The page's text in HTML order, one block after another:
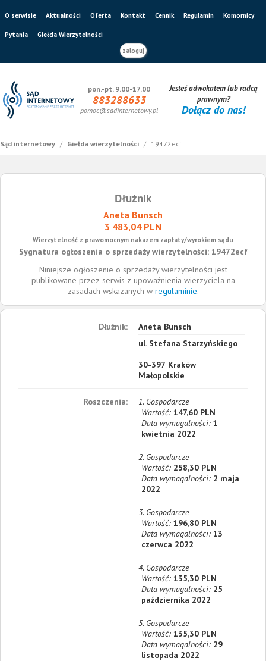
O serwisie Aktualności Oferta Kontakt Cennik Regulamin Komornicy
Pytania
Giełda Wierzytelności
zaloguj
pon.-pt. 9.00-17.00
883288633
pomoc@sadinternetowy.pl
Jesteś adwokatem lub radcą
prawnym?
Dołącz do nas!
Sąd internetowy / Giełda wierzytelności / 19472ecf
Dłużnik
Aneta Bunsch
3 483,04 PLN
Wierzytelność z prawomocnym nakazem zapłaty/wyrokiem sądu
Sygnatura ogłoszenia o sprzedaży wierzytelności: 19472ecf
Niniejsze ogłoszenie o sprzedaży wierzytelności jest
publikowane przez serwis z upoważnienia wierzyciela na
zasadach wskazanych w regulaminie.
Dłużnik:
Aneta Bunsch
ul. Stefana Starzyńskiego
30-397 Kraków
Małopolskie
Roszczenia:
1. Gospodarcze
Wartość:147,60 PLN
Data wymagalności:1
kwietnia 2022
2. Gospodarcze
Wartość: 258,30 PLN
Data wymagalności: 2 maja
2022
3. Gospodarcze
Wartość:196,80 PLN
Data wymagalności:13
czerwca 2022
4. Gospodarcze
Wartość:135,30 PLN
Data wymagalności: 25
października 2022
5. Gospodarcze
Wartość:135,30 PLN
Data wymagalności: 29
listopada 2022